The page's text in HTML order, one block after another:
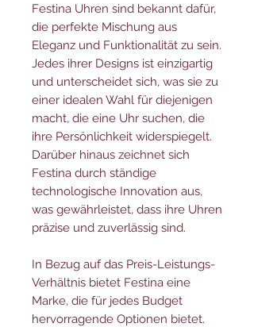
Festina Uhren sind bekannt dafür,
die perfekte Mischung aus
Eleganz und Funktionalität zu sein.
Jedes ihrer Designs ist einzigartig
und unterscheidet sich, was sie zu
einer idealen Wahl für diejenigen
macht, die eine Uhr suchen, die
ihre Persönlichkeit widerspiegelt.
Darüber hinaus zeichnet sich
Festina durch ständige
technologische Innovation aus,
was gewährleistet, dass ihre Uhren
präzise und zuverlässig sind.
In Bezug auf das Preis-Leistungs-
Verhältnis bietet Festina eine
Marke, die für jedes Budget
hervorragende Optionen bietet.